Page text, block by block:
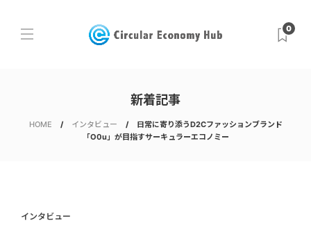
0
新着記事
HOME インタビュー
日常に寄り添うD2Cファッションブランド
「O0u」が目指すサーキュラーエコノミー
インタビュー